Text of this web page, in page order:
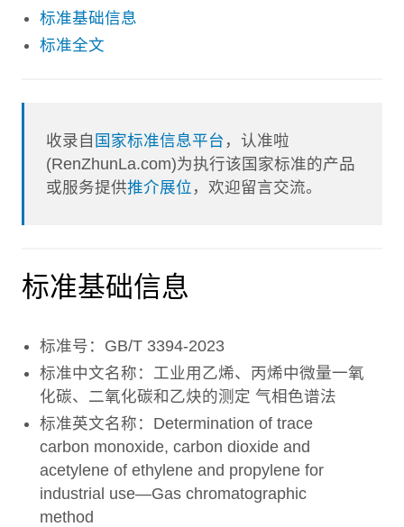
标准基础信息
标准全文
收录自 国家标准信息平台 ，认准啦
(RenZhunLa.com)为执行该国家标准的产品
或服务提供推介展位 ，欢迎留言交流。
标准基础信息
标准号：GB/T 3394-2023
标准中文名称：工业用乙烯、丙烯中微量一氧
化碳、二氧化碳和乙炔的测定 气相色谱法
标准英文名称：Determination of trace
carbon monoxide, carbon dioxide and
acetylene of ethylene and propylene for
industrial use—Gas chromatographic
method